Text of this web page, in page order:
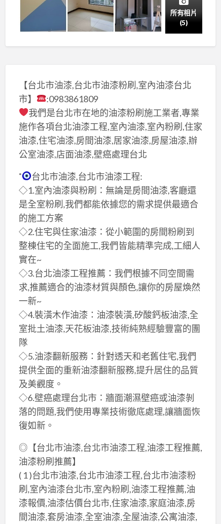
所有相片
(5)
【台北市油漆,台北市油漆粉刷,室內油漆台北
市】
:0983861809
我們是台北市在地的油漆粉刷施工業者,專業
施作各項台北油漆工程,室內油漆,室內粉刷,住家
油漆,住宅油漆,房間油漆,居家油漆,房屋油漆,辦
公室油漆,店面油漆,壁癌處理台北
˚
台北市油漆,台北市油漆工程:
◇1.室內油漆與粉刷：無論是房間油漆,客廳還
是全室粉刷,我們都能依據您的需求提供最適合
的施工方案
◇2.住宅與住家油漆：從小範圍的房間粉刷到
整棟住宅的全面施工,我們皆能精準完成,工細人
實在~
◇3.台北油漆工程推薦：我們根據不同空間需
求,推薦適合的油漆材質與顏色,讓你的房屋煥然
一新~
◇4.裝潢木作油漆：油漆裝潢,矽酸鈣板油漆,全
室批土油漆,天花板油漆,技術純熟經驗豐富的團
隊
◇5.油漆翻新服務：針對透天和老舊住宅,我們
提供全面的重新油漆翻新服務,提升居住的品質
及美觀度。
◇6.壁癌處理台北市：牆面潮濕壁癌或油漆剝
落的問題,我們使用專業技術徹底處理,讓牆面恢
復如新。
◎【台北市油漆,台北市油漆工程,油漆工程推薦,
油漆粉刷推薦】
( 1 )台北市油漆,台北市油漆工程,台北市油漆粉
刷,室內油漆台北市,室內粉刷,油漆工程推薦,油
漆報價,油漆估價台北市,住家油漆,家庭油漆,房
間油漆,套房油漆,全室油漆,全屋油漆,公寓油漆,